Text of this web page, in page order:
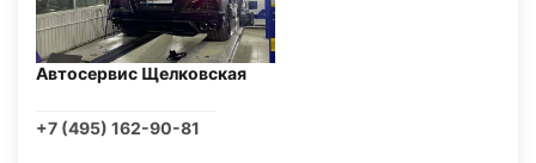
Автосервис Щелковская
+7 (495) 162-90-81